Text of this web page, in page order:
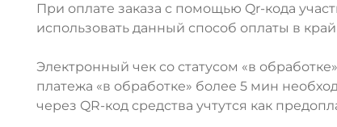
При оплате заказа с помощью Qr-кода
использовать данный способ оплаты в
Электронный чек со статусом «в
платежа «в обработке» более 5 мин
через QR-код средства учтутся как